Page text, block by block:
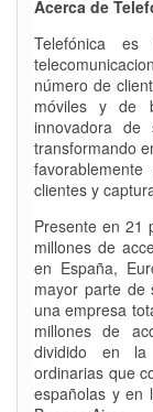
Acerca de
Telefónica
número de
móviles y de
innovadora de
transformando
clientes y
Presente en 21
millones de
en España,
mayor parte de
una empresa
millones de
dividido en la
ordinarias que
españolas y en